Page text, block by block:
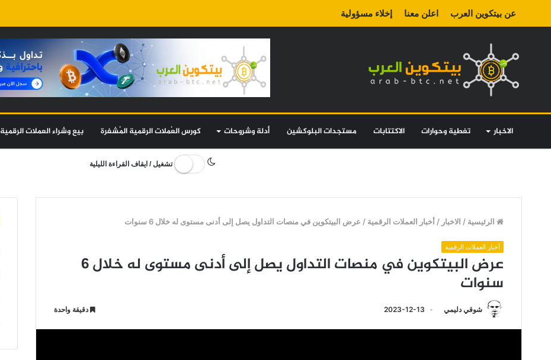
عن بيتكوين العرب اعلن معنا إخلاء مسؤولية
الاخبار تغطية وحوارات الاكتتابات مستجدات البلوكشين أدلة وشروحات كورس العُملات الرقمية المُشفرة بيع وشراء العملات الرقمية
تشغيل / ايقاف القراءة الليلية
الرئيسية / الاخبار / أخبار العملات الرقمية / عرض البيتكوين في منصات التداول يصل إلى أدنى مستوى له خلال 6 سنوات
أخبار العملات الرقمية
عرض البيتكوين في منصات التداول يصل إلى أدنى مستوى له خلال 6
سنوات
شوقي دليمي 2023-12-13 دقيقة واحدة